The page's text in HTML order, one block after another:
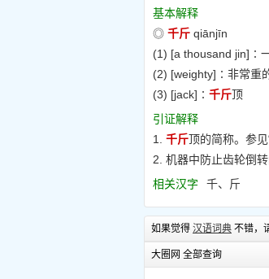
基本解释
◎ 千斤 qiānjīn
(1) [a thousand jin]∶
(2) [weighty]∶非常重
(3) [jack]∶ 千斤顶
引证解释
1. 千斤顶的简称。参见
2. 机器中防止齿轮倒
相关汉字
千、斤
如果觉得 汉语词典 不错，
大圈网 全部查询